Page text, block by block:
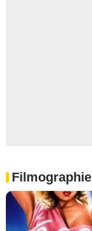
Filmographie